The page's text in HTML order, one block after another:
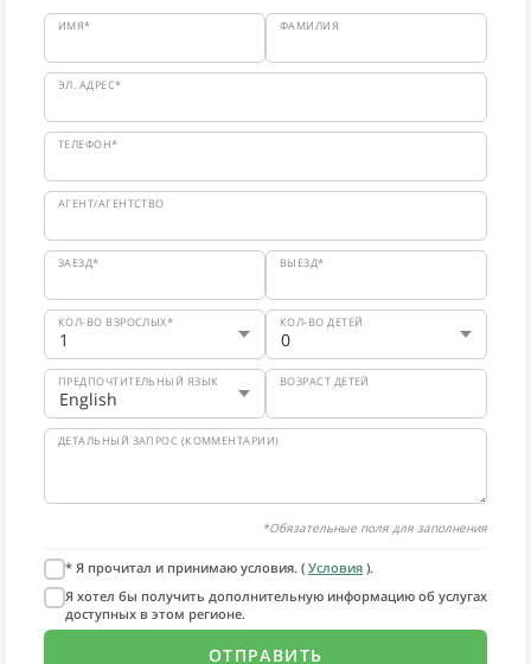
ИМЯ* ФАМИЛИЯ
ЭЛ. АДРЕС*
ТЕЛЕФОН*
АГЕНТ/АГЕНТСТВО
ЗАЕЗД* ВЫЕЗД*
КОЛ-ВО ВЗРОСЛЫХ* КОЛ-ВО ДЕТЕЙ
ПРЕДПОЧТИТЕЛЬНЫЙ ЯЗЫК ВОЗРАСТ ДЕТЕЙ
ДЕТАЛЬНЫЙ ЗАПРОС (КОММЕНТАРИИ)
*Обязательные поля для заполнения
* Я прочитал и принимаю условия. ( Условия ).
Я хотел бы получить дополнительную информацию об услугах
доступных в этом регионе.